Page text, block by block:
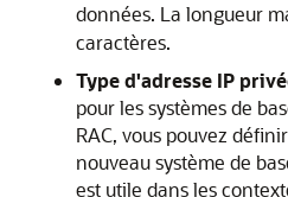
données. La longueur
caractères.
Type d'adresse IP
pour les systèmes de
RAC, vous pouvez
nouveau système de
est utile dans les